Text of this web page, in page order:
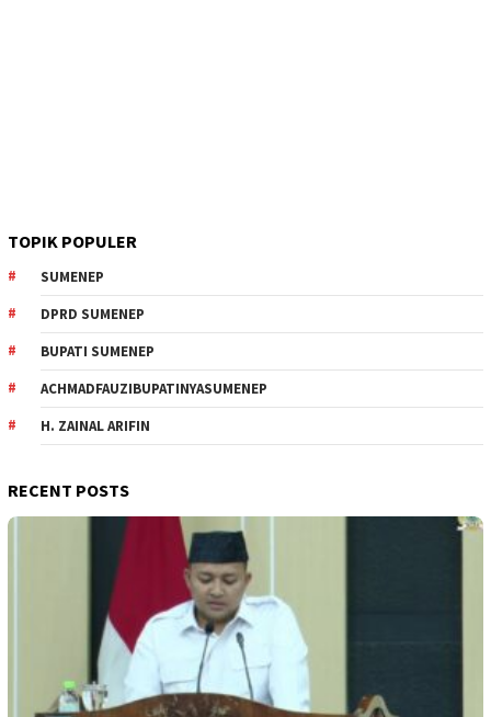
TOPIK POPULER
SUMENEP
DPRD SUMENEP
BUPATI SUMENEP
ACHMADFAUZIBUPATINYASUMENEP
H. ZAINAL ARIFIN
RECENT POSTS